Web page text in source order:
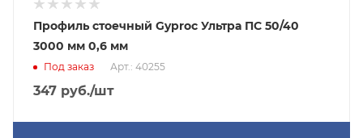
Профиль стоечный Gyproc Ультра ПС 50/40
3000 мм 0,6 мм
Под заказ Арт.: 40255
347 руб./шт